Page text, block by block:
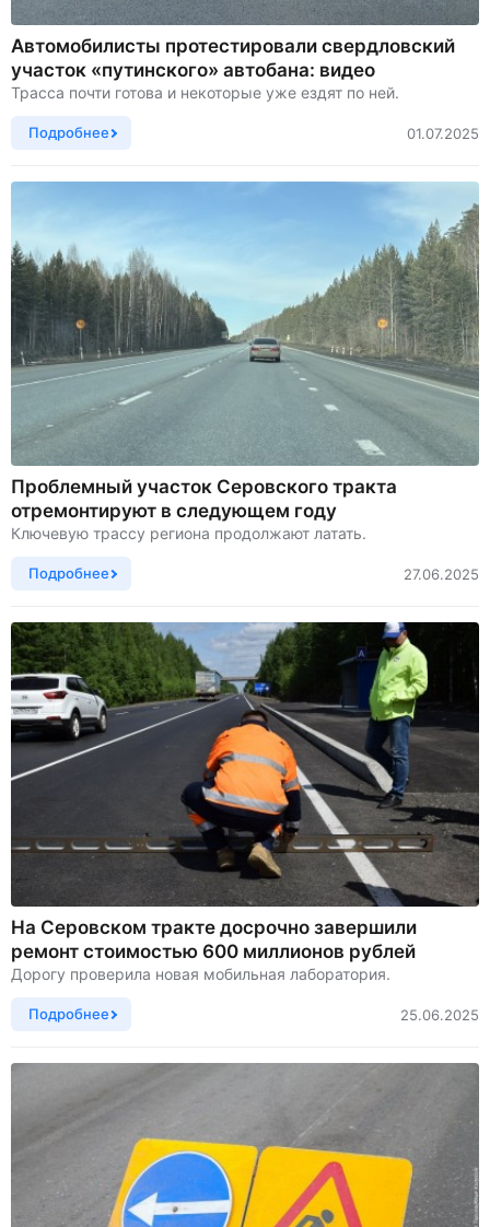
Автомобилисты протестировали свердловский
участок «путинского» автобана: видео
Трасса почти готова и некоторые уже ездят по ней.
Подробнее 01.07.2025
Проблемный участок Серовского тракта
отремонтируют в следующем году
Ключевую трассу региона продолжают латать.
Подробнее 27.06.2025
На Серовском тракте досрочно завершили
ремонт стоимостью 600 миллионов рублей
Дорогу проверила новая мобильная лаборатория.
Подробнее 25.06.2025